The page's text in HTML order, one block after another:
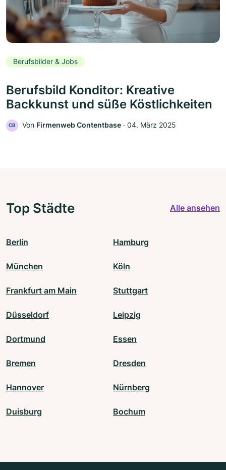
Berufsbilder & Jobs
Berufsbild Konditor: Kreative
Backkunst und süße Köstlichkeiten
CB Von Firmenweb Contentbase ‧ 04. März 2025
Top Städte Alle ansehen
Berlin Hamburg
München Köln
Frankfurt am Main Stuttgart
Düsseldorf Leipzig
Dortmund Essen
Bremen Dresden
Hannover Nürnberg
Duisburg Bochum